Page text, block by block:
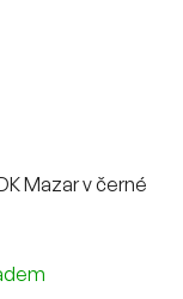
Mazar v černé